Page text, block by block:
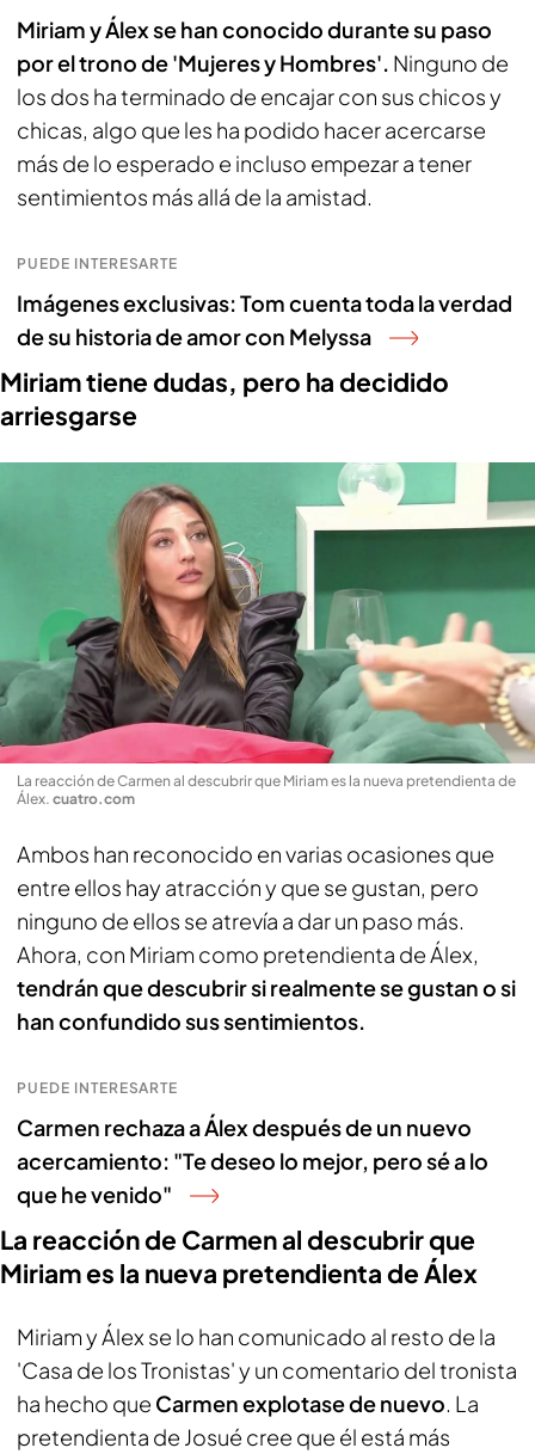
Miriam y Álex se han conocido durante su paso
por el trono de 'Mujeres y Hombres'. Ninguno de
los dos ha terminado de encajar con sus chicos y
chicas, algo que les ha podido hacer acercarse
más de lo esperado e incluso empezar a tener
sentimientos más allá de la amistad.
PUEDE INTERESARTE
Imágenes exclusivas: Tom cuenta toda la verdad
de su historia de amor con Melyssa
Miriam tiene dudas, pero ha decidido
arriesgarse
La reacción de Carmen al descubrir que Miriam es la nueva pretendienta de
Álex. cuatro.com
Ambos han reconocido en varias ocasiones que
entre ellos hay atracción y que se gustan, pero
ninguno de ellos se atrevía a dar un paso más.
Ahora, con Miriam como pretendienta de Álex,
tendrán que descubrir si realmente se gustan o si
han confundido sus sentimientos.
PUEDE INTERESARTE
Carmen rechaza a Álex después de un nuevo
acercamiento: "Te deseo lo mejor, pero sé a lo
que he venido"
La reacción de Carmen al descubrir que
Miriam es la nueva pretendienta de Álex
Miriam y Álex se lo han comunicado al resto de la
'Casa de los Tronistas' y un comentario del tronista
ha hecho que Carmen explotase de nuevo. La
pretendienta de Josué cree que él está más